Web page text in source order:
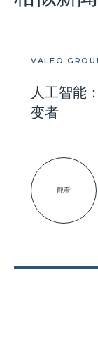
VALEO
人工智能
变者
觀看